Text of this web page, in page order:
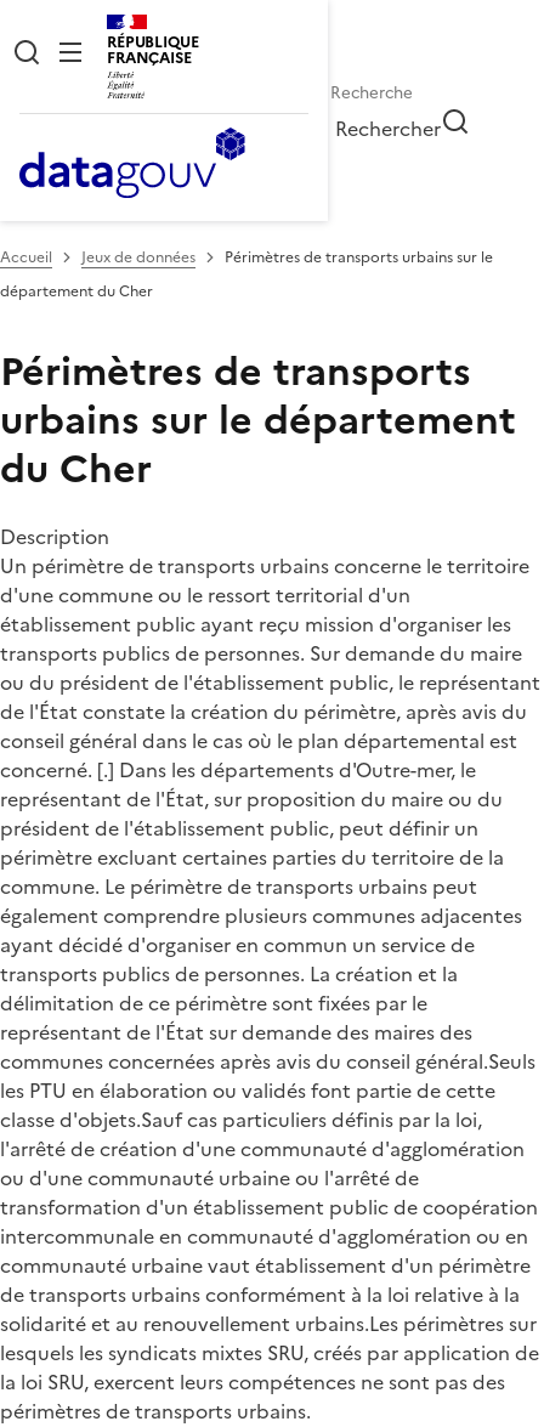
RÉPUBLIQUE
FRANÇAISE
Rechercher
Accueil Jeux de données
Périmètres de transports urbains sur le
département du Cher
Périmètres de transports
urbains sur le département
du Cher
Description
Un périmètre de transports urbains concerne le territoire
d'une commune ou le ressort territorial d'un
établissement public ayant reçu mission d'organiser les
transports publics de personnes. Sur demande du maire
ou du président de l'établissement public, le représentant
de l'État constate la création du périmètre, après avis du
conseil général dans le cas où le plan départemental est
concerné. [.] Dans les départements d'Outre-mer, le
représentant de l'État, sur proposition du maire ou du
président de l'établissement public, peut définir un
périmètre excluant certaines parties du territoire de la
commune. Le périmètre de transports urbains peut
également comprendre plusieurs communes adjacentes
ayant décidé d'organiser en commun un service de
transports publics de personnes. La création et la
délimitation de ce périmètre sont fixées par le
représentant de l'État sur demande des maires des
communes concernées après avis du conseil général.Seuls
les PTU en élaboration ou validés font partie de cette
classe d'objets.Sauf cas particuliers définis par la loi,
l'arrêté de création d'une communauté d'agglomération
ou d'une communauté urbaine ou l'arrêté de
transformation d'un établissement public de coopération
intercommunale en communauté d'agglomération ou en
communauté urbaine vaut établissement d'un périmètre
de transports urbains conformément à la loi relative à la
solidarité et au renouvellement urbains.Les périmètres sur
lesquels les syndicats mixtes SRU, créés par application de
la loi SRU, exercent leurs compétences ne sont pas des
périmètres de transports urbains.